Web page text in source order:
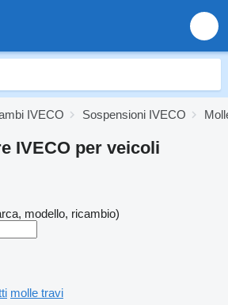
IVECO Sospensioni IVECO
IVECO per veicoli
modello, ricambio)
molle travi